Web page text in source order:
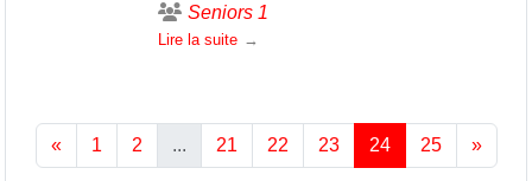
Seniors 1
Lire la suite
« 1 2 ... 21 22 23 24 25 »